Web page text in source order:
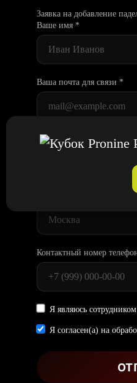
Заявка на добавление
Ваше имя *
Ваша почта для связи *
Название падел-клуба *
Контактный номер
Я являюсь
Я согласен(а) на